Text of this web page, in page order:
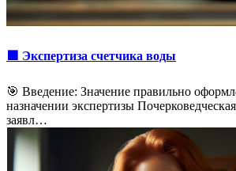
🟩 Экспертиза счетчика воды
🎯 Введение: Значение правильно
назначении экспертизы
заявл…